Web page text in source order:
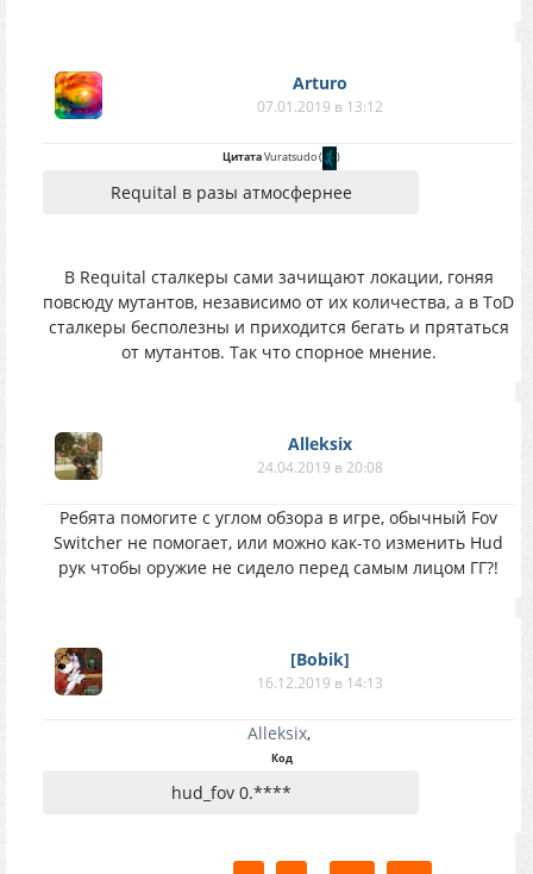
Arturo
07.01.2019 в 13:12
ЦитатаVuratsudo( )
Requital в разы атмосфернее
В Requital сталкеры сами зачищают локации, гоняя
повсюду мутантов, независимо от их количества, а в ToD
сталкеры бесполезны и приходится бегать и прятаться
от мутантов. Так что спорное мнение.
Alleksix
24.04.2019 в 20:08
Ребята помогите с углом обзора в игре, обычный Fov
Switcher не помогает, или можно как-то изменить Hud
рук чтобы оружие не сидело перед самым лицом ГГ?!
[Bobik]
16.12.2019 в 14:13
Alleksix,
Код
hud_fov 0.****